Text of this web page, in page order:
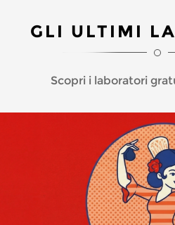
GLI ULTIMI
Scopri i laboratori